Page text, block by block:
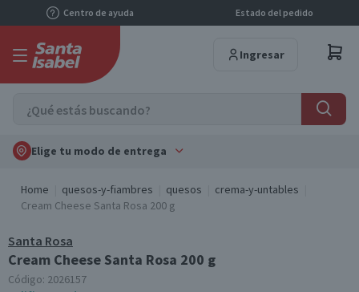
Centro de ayuda Estado del pedido
Ingresar
Elige tu modo de entrega
Home quesos-y-fiambres quesos
crema-y-untables
Cream Cheese Santa Rosa 200 g
Santa Rosa
Cream Cheese Santa Rosa 200 g
Código: 2026157